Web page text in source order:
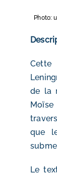
Photo:
Cette
de la
que
Le